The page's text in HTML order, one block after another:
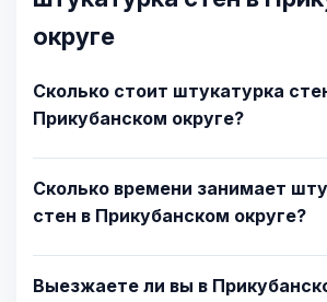
округе
Сколько стоит штукатурка
Прикубанском округе?
Сколько времени занимает
стен в Прикубанском округе?
Выезжаете ли вы в